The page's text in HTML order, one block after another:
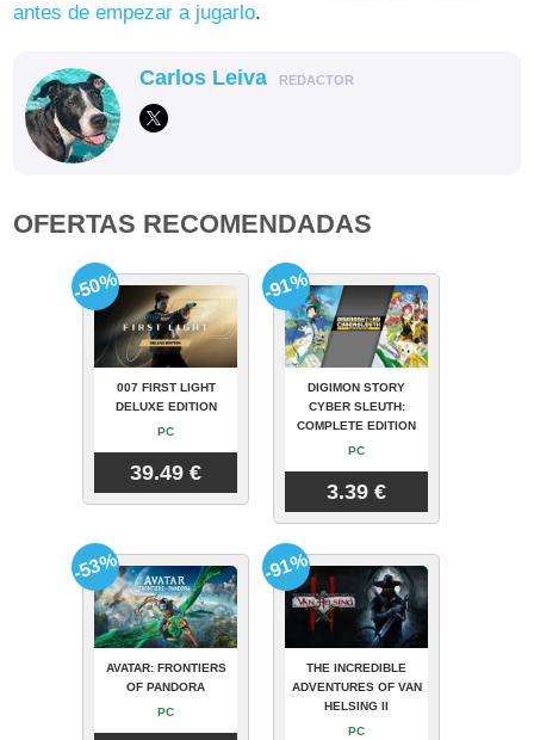
antes de empezar a jugarlo.
Carlos Leiva REDACTOR
OFERTAS RECOMENDADAS
007 FIRST LIGHT
DELUXE EDITION
PC
39.49 €
-50%
DIGIMON STORY
CYBER SLEUTH:
COMPLETE EDITION
PC
3.39 €
-91%
AVATAR: FRONTIERS
OF PANDORA
PC
-53%
THE INCREDIBLE
ADVENTURES OF VAN
HELSING II
PC
-91%